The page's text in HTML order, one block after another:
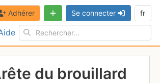
Adhérer Se connecter fr
du brouillard